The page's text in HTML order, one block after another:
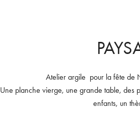
Atelier argile pour la fête de
Une planche vierge, une grande table, des
enfants, un